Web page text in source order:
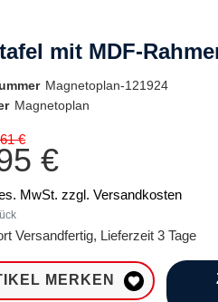
mit MDF-
Magnetoplan-121924
Magnetoplan
€
€
MwSt. zzgl. Versandkosten
Versandfertig, Lieferzeit 3 Tage
MERKEN